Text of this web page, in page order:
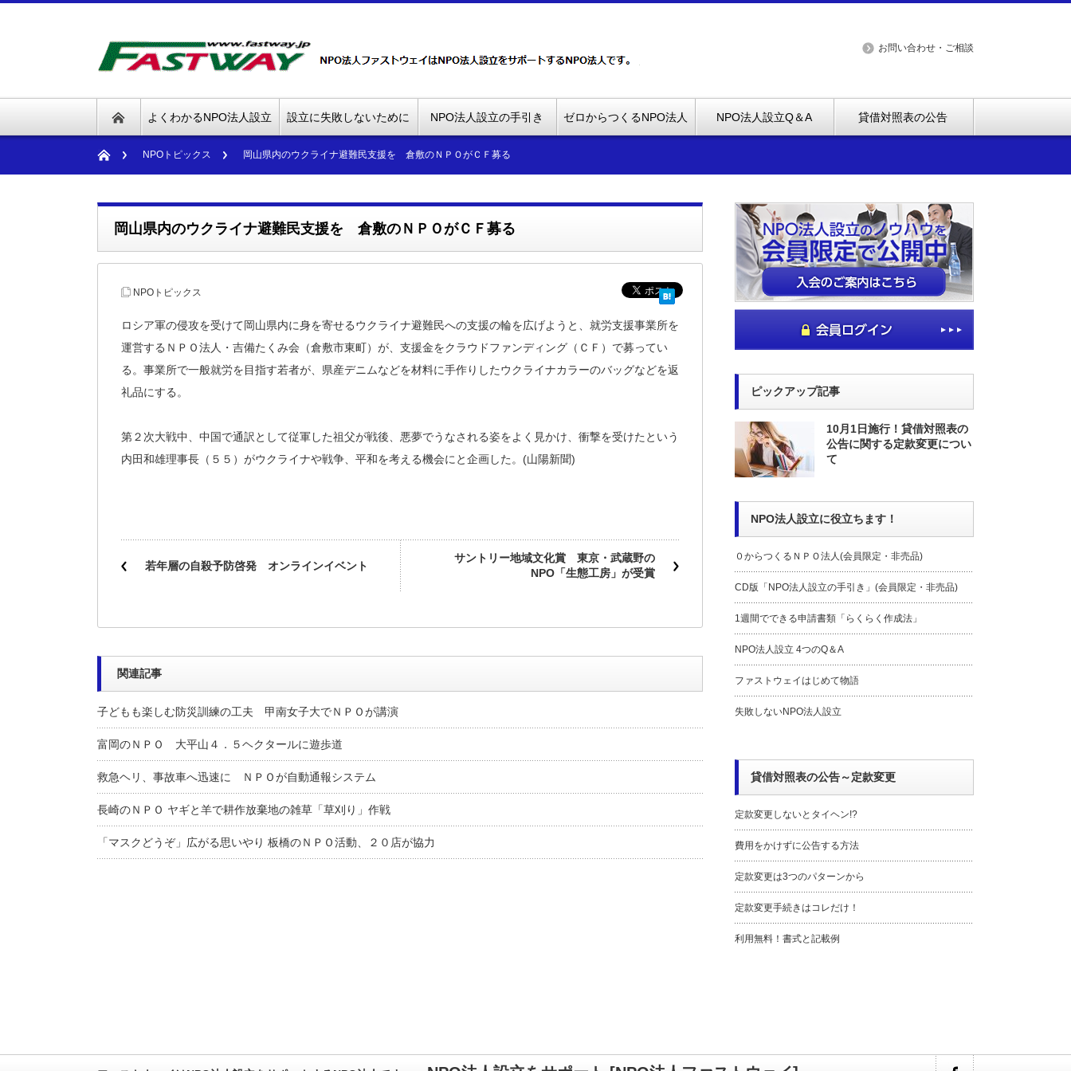
お問い合わせ・ご相談
よくわかるNPO法人設立 設立に失敗しないために NPO法人設立の手引き ゼロからつくるNPO法人 NPO法人設立Q＆A 貸借対照表の公告
NPOトピックス 岡山県内のウクライナ避難民支援を 倉敷のＮＰＯがＣＦ募る
岡山県内のウクライナ避難民支援を 倉敷のＮＰＯがＣＦ募る
NPOトピックス
ロシア軍の侵攻を受けて岡山県内に身を寄せるウクライナ避難民への支援の輪を広げようと、就労支援事業所を
運営するＮＰＯ法人・吉備たくみ会（倉敷市東町）が、支援金をクラウドファンディング（ＣＦ）で募ってい
る。事業所で一般就労を目指す若者が、県産デニムなどを材料に手作りしたウクライナカラーのバッグなどを返
礼品にする。
第２次大戦中、中国で通訳として従軍した祖父が戦後、悪夢でうなされる姿をよく見かけ、衝撃を受けたという
内田和雄理事長（５５）がウクライナや戦争、平和を考える機会にと企画した。(山陽新聞)
若年層の自殺予防啓発 オンラインイベント
サントリー地域文化賞 東京・武蔵野の
NPO「生態工房」が受賞
関連記事
子どもも楽しむ防災訓練の工夫 甲南女子大でＮＰＯが講演
富岡のＮＰＯ 大平山４．５ヘクタールに遊歩道
救急ヘリ、事故車へ迅速に ＮＰＯが自動通報システム
長崎のＮＰＯ ヤギと羊で耕作放棄地の雑草「草刈り」作戦
「マスクどうぞ」広がる思いやり 板橋のＮＰＯ活動、２０店が協力
ピックアップ記事
10月1日施行！貸借対照表の
公告に関する定款変更につい
て
NPO法人設立に役立ちます！
０からつくるＮＰＯ法人(会員限定・非売品)
CD版「NPO法人設立の手引き」(会員限定・非売品)
1週間でできる申請書類「らくらく作成法」
NPO法人設立 4つのQ＆A
ファストウェイはじめて物語
失敗しないNPO法人設立
貸借対照表の公告～定款変更
定款変更しないとタイヘン!?
費用をかけずに公告する方法
定款変更は3つのパターンから
定款変更手続きはコレだけ！
利用無料！書式と記載例